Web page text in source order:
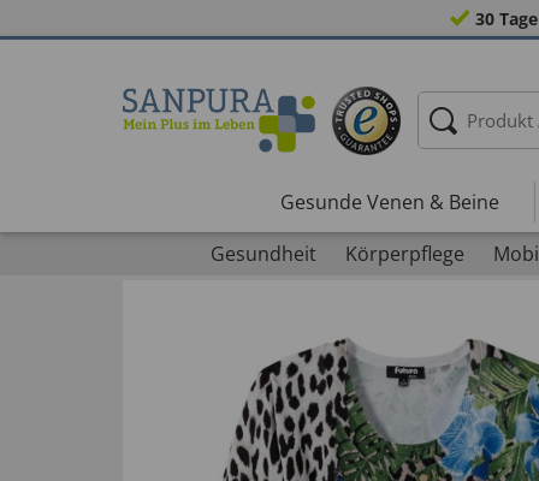
30
Gesunde Venen & Beine
Gesundheit
Körperpflege